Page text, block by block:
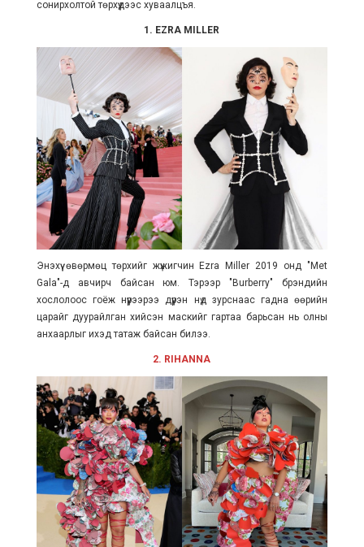
сонирхолтой төрхүүдээс хуваалцъя.
1. EZRA MILLER
Энэхүү өвөрмөц төрхийг жүжигчин Ezra Miller 2019 онд "Met
Gala"-д авчирч байсан юм. Тэрээр "Burberry" брэндийн
хослолоос гоёж нүүрээрээ дүүрэн нүд зурснаас гадна өөрийн
царайг дуурайлган хийсэн маскийг гартаа барьсан нь олны
анхаарлыг ихэд татаж байсан билээ.
2. RIHANNA